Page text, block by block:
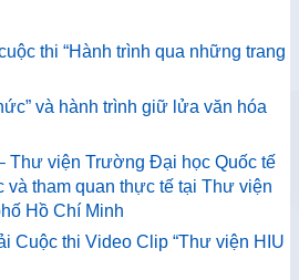
thi “Hành trình qua những trang
và hành trình giữ lửa văn hóa
Thư viện Trường Đại học Quốc tế
và tham quan thực tế tại Thư viện
Hồ Chí Minh
Cuộc thi Video Clip “Thư viện HIU